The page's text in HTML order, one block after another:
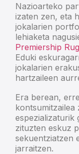
Nazioarteko
izaten zen, eta
jokalarien
lehiaketa
Premiership
Eduki
jokalarien
hartzaileen
Era berean,
kontsumitzailea
espezializaturik
zituzten eskuz
sekuentziatzen
jarraitzen.